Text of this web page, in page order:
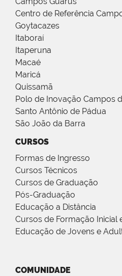
Centro de Referência
Goytacazes
Itaboraí
Itaperuna
Macaé
Maricá
Quissamã
Polo de Inovação Campos
Santo Antônio de Pádua
São João da Barra
CURSOS
Formas de Ingresso
Cursos Técnicos
Cursos de Graduação
Pós-Graduação
Educação a Distância
Cursos de Formação Inicial
Educação de Jovens e
COMUNIDADE